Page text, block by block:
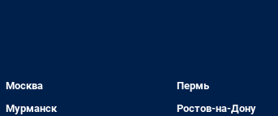
Москва
Мурманск
Пермь
Ростов-на-Дону